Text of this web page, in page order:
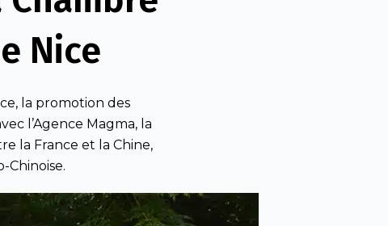
Nice
la promotion des
l’Agence Magma, la
la France et la Chine,
Chinoise.